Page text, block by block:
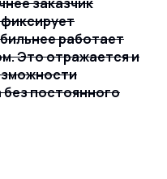
работает
Это отражается и
постоянного